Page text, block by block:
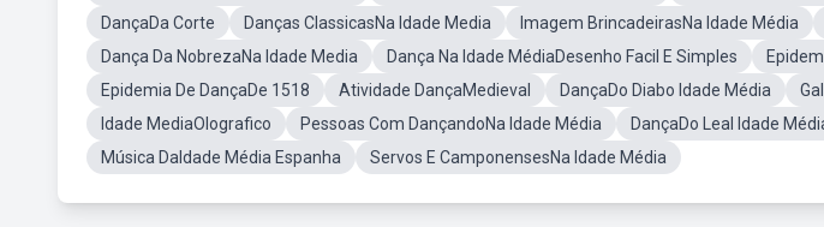
DançaDa Corte
Danças ClassicasNa Idade Media Imagem BrincadeirasNa Idade Média
Dança Da NobrezaNa Idade Media
Dança Na Idade MédiaDesenho Facil E Simples
Epidemia De DançaDe 1518
Atividade DançaMedieval DançaDo Diabo Idade Média
Idade MediaOlografico
Pessoas Com DançandoNa Idade Média DançaDo Leal Idade
Música DaIdade Média Espanha
Servos E CamponensesNa Idade Média